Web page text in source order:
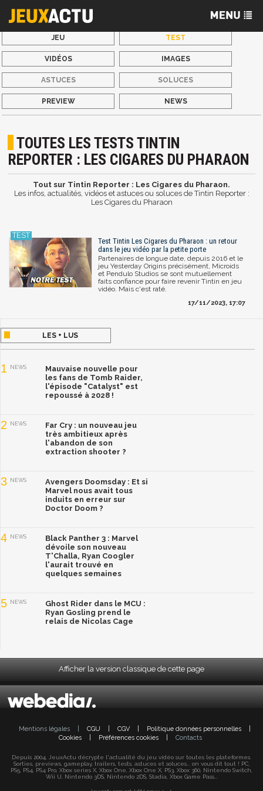
JEU TEST
VIDÉOS IMAGES
ASTUCES SOLUCES
PREVIEW NEWS
TOUTES LES TESTS TINTIN
REPORTER : LES CIGARES DU PHARAON
Tout sur Tintin Reporter : Les Cigares du Pharaon.
Les infos, actualités, vidéos et astuces ou soluces de Tintin Reporter :
Les Cigares du Pharaon
Test Tintin Les Cigares du Pharaon : un retour
dans le jeu vidéo par la petite porte
Partenaires de longue date, depuis 2016 et le
jeu Yesterday Origins précisément, Microids
et Pendulo Studios se sont mutuellement
faits confiance pour faire revenir Tintin en jeu
vidéo. Mais c'est raté.
17/11/2023, 17:07
LES + LUS
1 NEWS
Mauvaise nouvelle pour
les fans de Tomb Raider,
l'épisode "Catalyst" est
repoussé à 2028 !
2 NEWS
Far Cry : un nouveau jeu
très ambitieux après
l'abandon de son
extraction shooter ?
3 NEWS
Avengers Doomsday : Et si
Marvel nous avait tous
induits en erreur sur
Doctor Doom ?
4 NEWS
Black Panther 3 : Marvel
dévoile son nouveau
T'Challa, Ryan Coogler
l'aurait trouvé en
quelques semaines
5 NEWS
Ghost Rider dans le MCU :
Ryan Gosling prend le
relais de Nicolas Cage
Afficher la version classique de cette page
Mentions légales CGU CGV Politique données personnelles
Cookies
Préférences cookies Contacts
Depuis 2004, JeuxActu décrypte l'actualité du jeu vidéo sur toutes les plateformes.
Sorties, previews, gameplay, trailers, tests, astuces et soluces... on vous dit tout ! PC,
PS5, PS4, PS4 Pro, Xbox series X, Xbox One, Xbox One X, PS3, Xbox 360, Nintendo Switch,
Wii U, Nintendo 3DS, Nintendo 2DS, Stadia, Xbox Game Pass...